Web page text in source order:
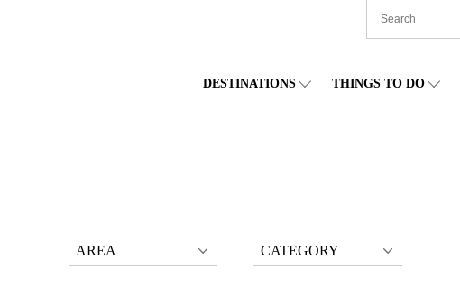
DESTINATIONS THINGS TO DO
AREA CATEGORY